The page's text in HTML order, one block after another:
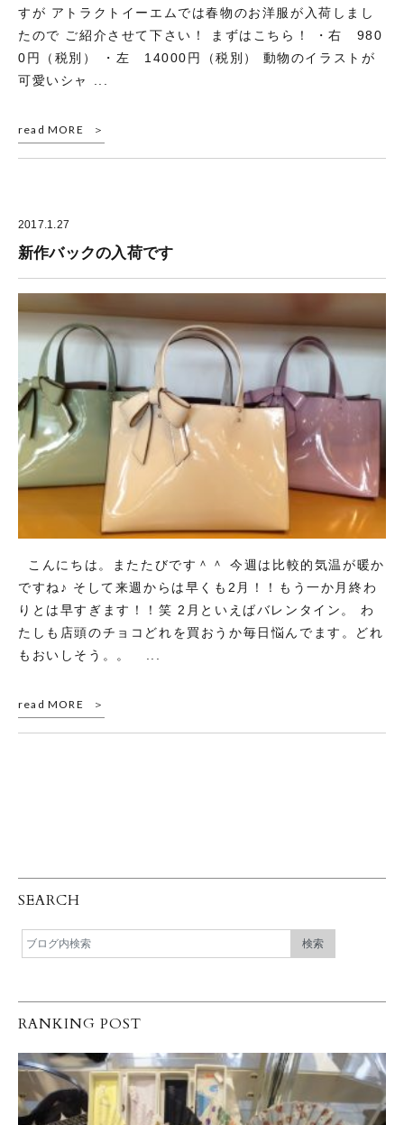
すが アトラクトイーエムでは春物のお洋服が入荷しまし
たので ご紹介させて下さい！ まずはこちら！ ・右 980
0円（税別） ・左 14000円（税別） 動物のイラストが
可愛いシャ ...
read MORE
2017.1.27
新作バックの入荷です
こんにちは。またたびです＾＾ 今週は比較的気温が暖か
ですね♪ そして来週からは早くも2月！！もう一か月終わ
りとは早すぎます！！笑 2月といえばバレンタイン。 わ
たしも店頭のチョコどれを買おうか毎日悩んでます。どれ
もおいしそう。。 ...
read MORE
SEARCH
RANKING POST